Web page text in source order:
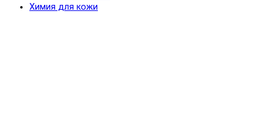
Химия для кожи